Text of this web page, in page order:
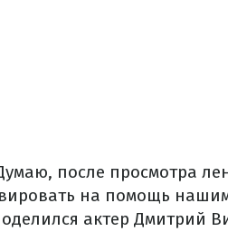
после просмотра
на помощь
актер Дмитрий